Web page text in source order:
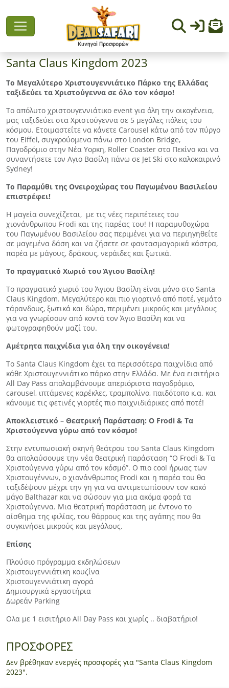
Santa Claus Kingdom 2023
To Μεγαλύτερο Χριστουγεννιάτικο Πάρκο της Ελλάδας
ταξιδεύει τα Χριστούγεννα σε όλο τον κόσμο!
Το απόλυτο χριστουγεννιάτικο event για όλη την οικογένεια,
μας ταξιδεύει στα Χριστούγεννα σε 5 μεγάλες πόλεις του
κόσμου. Ετοιμαστείτε να κάνετε Carousel κάτω από τον πύργο
του Eiffel, συγκρούομενα πάνω στο London Bridge,
Παγοδρόμιο στην Νέα Υορκη, Roller Coaster στο Πεκίνο και να
συναντήσετε τον Αγιο Βασίλη πάνω σε Jet Ski στο καλοκαιρινό
Sydney!
To Παραμύθι της Ονειροχώρας του Παγωμένου Βασιλείου
επιστρέφει!
Η μαγεία συνεχίζεται, με τις νέες περιπέτειες του
χιονάνθρωπου Frodi και της παρέας του! Η παραμυθοχώρα
του Παγωμένου Βασιλείου σας περιμένει για να περιηγηθείτε
σε μαγεμένα δάση και να ζήσετε σε φαντασμαγορικά κάστρα,
παρέα με μάγους, δράκους, νεράιδες και ξωτικά.
Το πραγματικό Χωριό του Άγιου Βασίλη!
Το πραγματικό χωριό του Άγιου Βασίλη είναι μόνο στο Santa
Claus Kingdom. Μεγαλύτερο και πιο γιορτινό από ποτέ, γεμάτο
τάρανδους, ξωτικά και δώρα, περιμένει μικρούς και μεγάλους
για να γνωρίσουν από κοντά τον Άγιο Βασίλη και να
φωτογραφηθούν μαζί του.
Αμέτρητα παιχνίδια για όλη την οικογένεια!
Το Santa Claus Kingdom έχει τα περισσότερα παιχνίδια από
κάθε Χριστουγεννιάτικο πάρκο στην Ελλάδα. Με ένα εισιτήριο
All Day Pass απολαμβάνουμε απεριόριστα παγοδρόμιο,
carousel, ιπτάμενες καρέκλες, τραμπολίνο, παιδότοπο κ.α. και
κάνουμε τις φετινές γιορτές πιο παιχνιδιάρικες από ποτέ!
Αποκλειστικό – Θεατρική Παράσταση: O Frodi & Τα
Χριστούγεννα γύρω από τον κόσμο!
Στην εντυπωσιακή σκηνή θεάτρου του Santa Claus Kingdom
θα απολαύσουμε την νέα θεατρική παράσταση “O Frodi & Τα
Χριστούγεννα γύρω από τον κόσμό”. O πιο cool ήρωας των
Χριστουγέννων, ο χιονάνθρωπος Frodi και η παρέα του θα
ταξιδέψουν μέχρι την γη για να αντιμετωπίσουν τον κακό
μάγο Balthazar και να σώσουν για μια ακόμα φορά τα
Χριστούγεννα. Μια θεατρική παράσταση με έντονο το
αίσθημα της φιλίας, του θάρρους και της αγάπης που θα
συγκινήσει μικρούς και μεγάλους.
Επίσης
Πλούσιο πρόγραμμα εκδηλώσεων
Χριστουγεννιάτικη κουζίνα
Χριστουγεννιάτικη αγορά
Δημιουργικά εργαστήρια
Δωρεάν Parking
Ολα με 1 εισιτήριο Αll Day Pass και χωρίς .. διαβατήριο!
ΠΡΟΣΦΟΡΕΣ
Δεν βρέθηκαν ενεργές προσφορές για "Santa Claus Kingdom
2023".